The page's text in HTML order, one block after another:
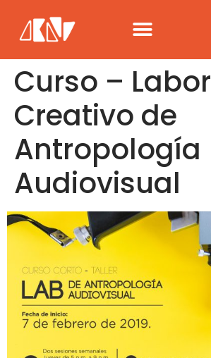
Curso –
Creativo de
Antropología
Audiovisual